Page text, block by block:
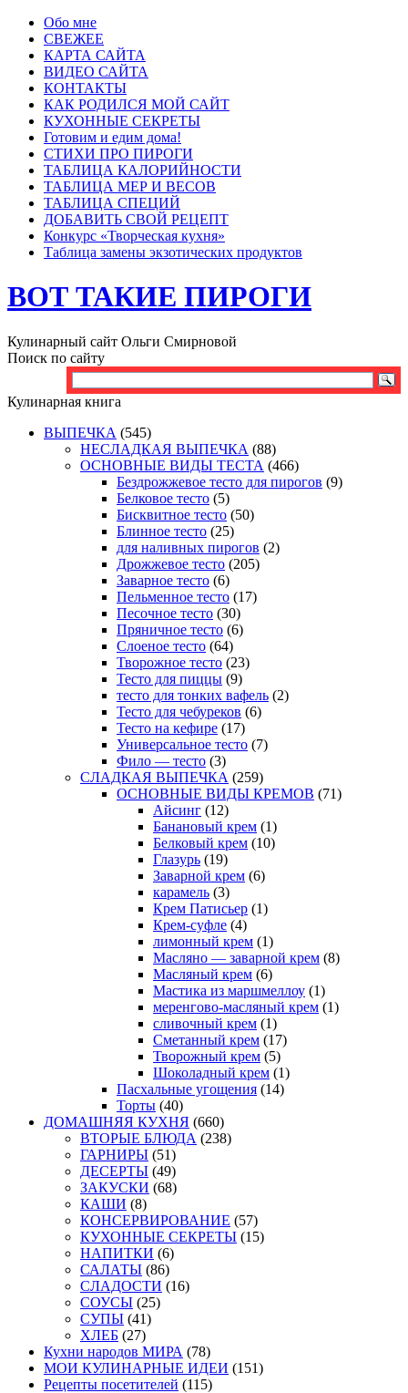
Обо мне
СВЕЖЕЕ
КАРТА САЙТА
ВИДЕО САЙТА
КОНТАКТЫ
КАК РОДИЛСЯ МОЙ САЙТ
КУХОННЫЕ СЕКРЕТЫ
Готовим и едим дома!
СТИХИ ПРО ПИРОГИ
ТАБЛИЦА КАЛОРИЙНОСТИ
ТАБЛИЦА МЕР И ВЕСОВ
ТАБЛИЦА СПЕЦИЙ
ДОБАВИТЬ СВОЙ РЕЦЕПТ
Конкурс «Творческая кухня»
Таблица замены экзотических продуктов
ВОТ ТАКИЕ ПИРОГИ
Кулинарный сайт Ольги Смирновой
Поиск по сайту
Кулинарная книга
ВЫПЕЧКА (545)
НЕСЛАДКАЯ ВЫПЕЧКА (88)
ОСНОВНЫЕ ВИДЫ ТЕСТА (466)
Бездрожжевое тесто для пирогов (9)
Белковое тесто (5)
Бисквитное тесто (50)
Блинное тесто (25)
для наливных пирогов (2)
Дрожжевое тесто (205)
Заварное тесто (6)
Пельменное тесто (17)
Песочное тесто (30)
Пряничное тесто (6)
Слоеное тесто (64)
Творожное тесто (23)
Тесто для пиццы (9)
тесто для тонких вафель (2)
Тесто для чебуреков (6)
Тесто на кефире (17)
Универсальное тесто (7)
Фило — тесто (3)
СЛАДКАЯ ВЫПЕЧКА (259)
ОСНОВНЫЕ ВИДЫ КРЕМОВ (71)
Айсинг (12)
Банановый крем (1)
Белковый крем (10)
Глазурь (19)
Заварной крем (6)
карамель (3)
Крем Патисьер (1)
Крем-суфле (4)
лимонный крем (1)
Масляно — заварной крем (8)
Масляный крем (6)
Мастика из маршмеллоу (1)
меренгово-масляный крем (1)
сливочный крем (1)
Сметанный крем (17)
Творожный крем (5)
Шоколадный крем (1)
Пасхальные угощения (14)
Торты (40)
ДОМАШНЯЯ КУХНЯ (660)
ВТОРЫЕ БЛЮДА (238)
ГАРНИРЫ (51)
ДЕСЕРТЫ (49)
ЗАКУСКИ (68)
КАШИ (8)
КОНСЕРВИРОВАНИЕ (57)
КУХОННЫЕ СЕКРЕТЫ (15)
НАПИТКИ (6)
САЛАТЫ (86)
СЛАДОСТИ (16)
СОУСЫ (25)
СУПЫ (41)
ХЛЕБ (27)
Кухни народов МИРА (78)
МОИ КУЛИНАРНЫЕ ИДЕИ (151)
Рецепты посетителей (115)